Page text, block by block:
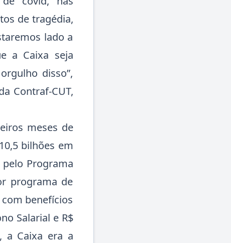
de tragédia,
lado a
a Caixa seja
disso”,
Contraf-CUT,
meses de
bilhões em
Programa
programa de
benefícios
Salarial e R$
a Caixa era a